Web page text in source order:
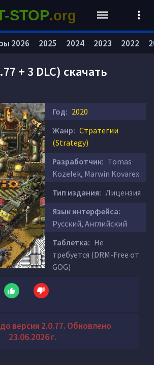
+ 3 DLC) скачать
Год: 2020
Жанр: Стратегии
(Strategy)
Разработчик: Tomas
Kozelek, Marwin Kovarex
Тип издания: Лицензия
Язык интерфейса:
Русский, Английский
Таблетка: Не
требуется (DRM-Free от
GOG)
версии 2.0.77. Обновлено
23.06.2026 г.
2026 2025 2024 2023 2022
STOP.org